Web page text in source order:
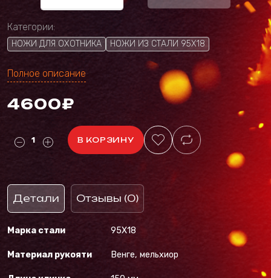
Категории:
НОЖИ ДЛЯ ОХОТНИКА НОЖИ ИЗ СТАЛИ 95Х18
Полное описание
4600₽
В КОРЗИНУ
Детали Отзывы (0)
Марка стали 95Х18
Материал рукояти Венге, мельхиор